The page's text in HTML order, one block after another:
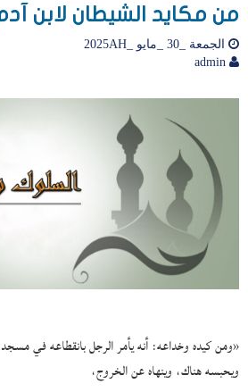
من مكايد الشيطان لابن آدم
الجمعة _30 _مايو _2025AH
«ومن كيده وخداعه: أنه يأمر الرجل بانقطاعه في
ويحبسه هناك، وينهاه عن الخروج،